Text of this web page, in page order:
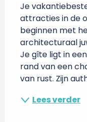
Je
attracties in de
beginnen met
architecturaal
Je gîte ligt in
rand van een
van rust. Zijn
Lees verder